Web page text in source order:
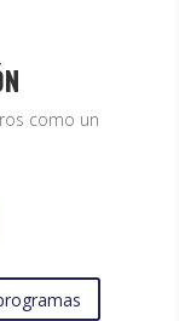
como un